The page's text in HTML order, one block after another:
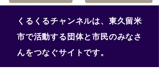
くるくるチャンネルは、東久留米
市で活動する団体と市民のみなさ
んをつなぐサイトです。